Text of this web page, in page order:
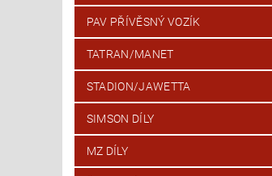
PAV PŘÍVĚSNÝ VOZÍK
TATRAN/MANET
STADION/JAWETTA
SIMSON DÍLY
MZ DÍLY